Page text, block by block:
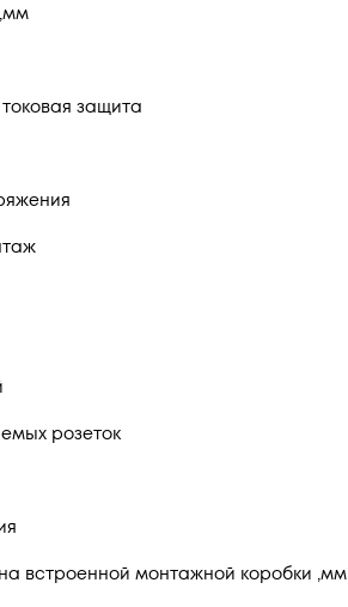
защита
розеток
встроенной монтажной коробки ,мм